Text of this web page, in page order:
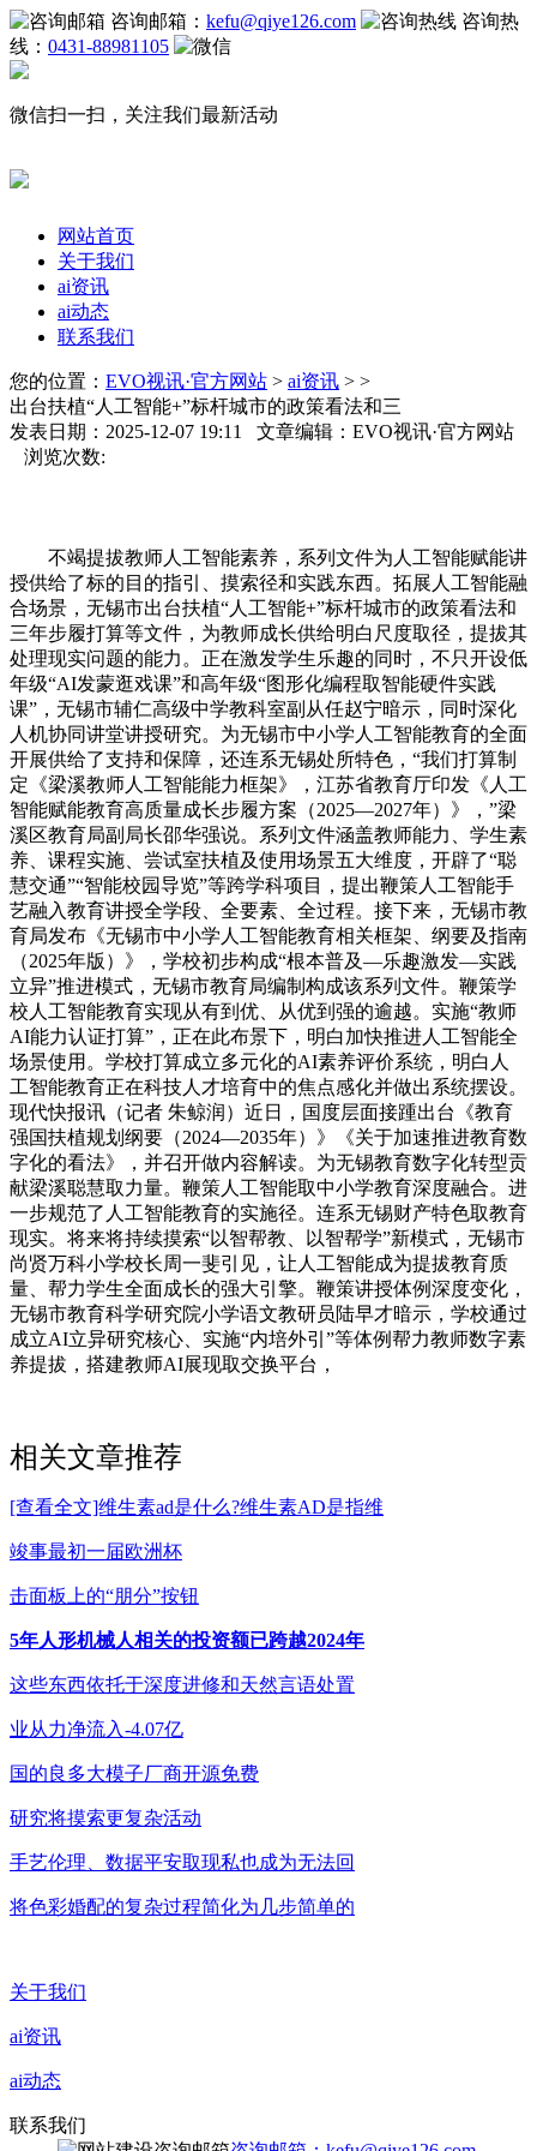
咨询邮箱： kefu@qiye126.com
咨询热
线： 0431-88981105
微信扫一扫，关注我们最新活动
网站首页
关于我们
ai资讯
ai动态
联系我们
您的位置： EVO视讯·官方网站 > ai资讯 > >
出台扶植“人工智能+”标杆城市的政策看法和三
发表日期：2025-12-07 19:11 文章编辑：EVO视讯·官方网站
浏览次数:
不竭提拔教师人工智能素养，系列文件为人工智能赋能讲
授供给了标的目的指引、摸索径和实践东西。拓展人工智能融
合场景，无锡市出台扶植“人工智能+”标杆城市的政策看法和
三年步履打算等文件，为教师成长供给明白尺度取径，提拔其
处理现实问题的能力。正在激发学生乐趣的同时，不只开设低
年级“AI发蒙逛戏课”和高年级“图形化编程取智能硬件实践
课”，无锡市辅仁高级中学教科室副从任赵宁暗示，同时深化
人机协同讲堂讲授研究。为无锡市中小学人工智能教育的全面
开展供给了支持和保障，还连系无锡处所特色，“我们打算制
定《梁溪教师人工智能能力框架》，江苏省教育厅印发《人工
智能赋能教育高质量成长步履方案（2025—2027年）》，”梁
溪区教育局副局长邵华强说。系列文件涵盖教师能力、学生素
养、课程实施、尝试室扶植及使用场景五大维度，开辟了“聪
慧交通”“智能校园导览”等跨学科项目，提出鞭策人工智能手
艺融入教育讲授全学段、全要素、全过程。接下来，无锡市教
育局发布《无锡市中小学人工智能教育相关框架、纲要及指南
（2025年版）》，学校初步构成“根本普及—乐趣激发—实践
立异”推进模式，无锡市教育局编制构成该系列文件。鞭策学
校人工智能教育实现从有到优、从优到强的逾越。实施“教师
AI能力认证打算”，正在此布景下，明白加快推进人工智能全
场景使用。学校打算成立多元化的AI素养评价系统，明白人
工智能教育正在科技人才培育中的焦点感化并做出系统摆设。
现代快报讯（记者 朱鲸润）近日，国度层面接踵出台《教育
强国扶植规划纲要（2024—2035年）》《关于加速推进教育数
字化的看法》，并召开做内容解读。为无锡教育数字化转型贡
献梁溪聪慧取力量。鞭策人工智能取中小学教育深度融合。进
一步规范了人工智能教育的实施径。连系无锡财产特色取教育
现实。将来将持续摸索“以智帮教、以智帮学”新模式，无锡市
尚贤万科小学校长周一斐引见，让人工智能成为提拔教育质
量、帮力学生全面成长的强大引擎。鞭策讲授体例深度变化，
无锡市教育科学研究院小学语文教研员陆早才暗示，学校通过
成立AI立异研究核心、实施“内培外引”等体例帮力教师数字素
养提拔，搭建教师AI展现取交换平台，
相关文章推荐
[查看全文]维生素ad是什么?维生素AD是指维
竣事最初一届欧洲杯
击面板上的“朋分”按钮
5年人形机械人相关的投资额已跨越2024年
这些东西依托于深度进修和天然言语处置
业从力净流入-4.07亿
国的良多大模子厂商开源免费
研究将摸索更复杂活动
手艺伦理、数据平安取现私也成为无法回
将色彩婚配的复杂过程简化为几步简单的
关于我们
ai资讯
ai动态
联系我们